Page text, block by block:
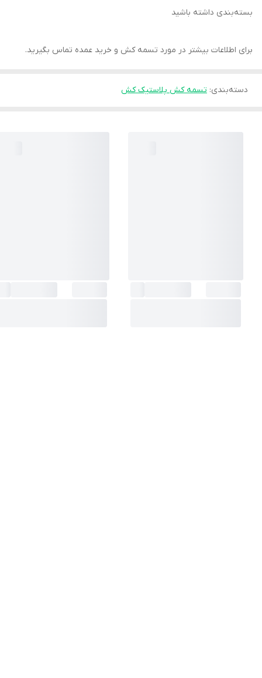
بسته‌بندی داشته باشید
برای اطلاعات بیشتر در مورد تسمه کش و خرید عمده تماس بگیرید.
دسته‌بندی: تسمه کش پلاستیک کش